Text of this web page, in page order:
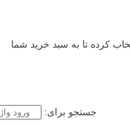
کرده تا به سبد خرید شما
جستجو برای: